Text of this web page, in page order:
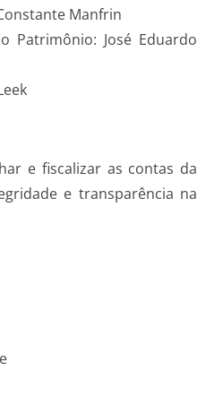
Manfrin
Patrimônio: José Eduardo
e fiscalizar as contas da
e transparência na